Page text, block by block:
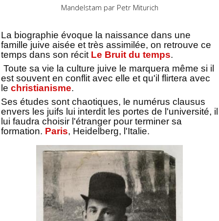
Mandelstam par Petr Miturich
La biographie évoque la naissance dans une
famille juive aisée et très assimilée, on retrouve ce
temps dans son récit Le Bruit du temps.
Toute sa vie la culture juive le marquera même si il
est souvent en conflit avec elle et qu'il flirtera avec
le christianisme.
Ses études sont chaotiques, le numérus clausus
envers les juifs lui interdit les portes de l'université, il
lui faudra choisir l'étranger pour terminer sa
formation. Paris, Heidelberg, l'Italie.